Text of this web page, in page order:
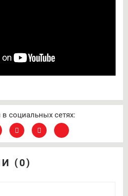
социальных сетях:
(0)